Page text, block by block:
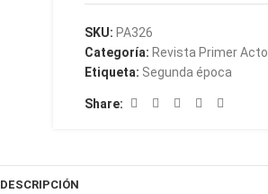
SKU: PA326
Categoría: Revista Primer Acto
Etiqueta: Segunda época
Share:
DESCRIPCIÓN